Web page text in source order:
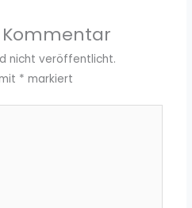
nicht veröffentlicht.
* markiert